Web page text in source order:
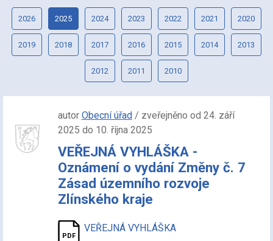
2026 2025 2024 2023 2022 2021 2020
2019 2018 2017 2016 2015 2014 2013
2012 2011 2010
autor Obecní úřad/ zveřejněno od 24. září
2025 do 10. října 2025
VEŘEJNÁ VYHLÁŠKA -
Oznámení o vydání Změny č. 7
Zásad územního rozvoje
Zlínského kraje
VEŘEJNÁ VYHLÁŠKA